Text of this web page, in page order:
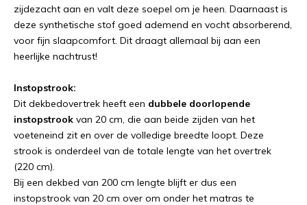
zijdezacht aan en valt deze soepel om je heen. Daarnaast is
deze synthetische stof goed ademend en vocht absorberend,
voor fijn slaapcomfort. Dit draagt allemaal bij aan een
heerlijke nachtrust!
Instopstrook:
Dit dekbedovertrek heeft een dubbele doorlopende
instopstrook van 20 cm, die aan beide zijden van het
voeteneind zit en over de volledige breedte loopt. Deze
strook is onderdeel van de totale lengte van het overtrek
(220 cm).
Bij een dekbed van 200 cm lengte blijft er dus een
instopstrook van 20 cm over om onder het matras te